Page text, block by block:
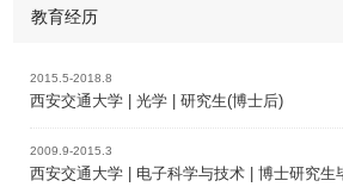
教育经历
2015.5-2018.8
西安交通大学 | 光学 | 研究生(博士后)
2009.9-2015.3
西安交通大学 | 电子科学与技术 | 博士研究生